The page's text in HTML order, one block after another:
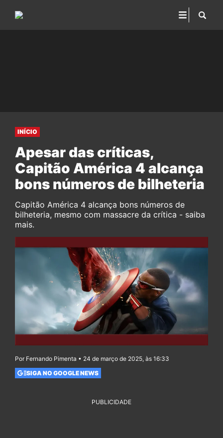
INÍCIO
Apesar das críticas,
Capitão América 4 alcança
bons números de bilheteria
Capitão América 4 alcança bons números de
bilheteria, mesmo com massacre da crítica - saiba
mais.
Por Fernando Pimenta • 24 de março de 2025, às 16:33
SIGA NO GOOGLE NEWS
PUBLICIDADE